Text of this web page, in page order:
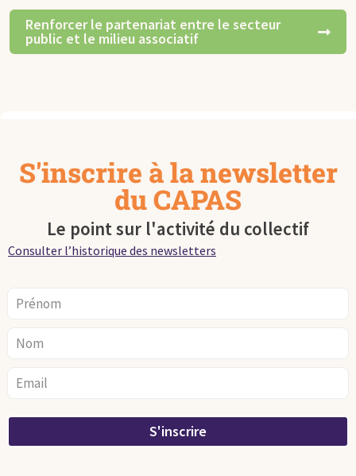
Renforcer le partenariat entre le secteur
public et le milieu associatif
S'inscrire à la newsletter
du CAPAS
Le point sur l'activité du collectif
Consulter l’historique des newsletters
S'inscrire